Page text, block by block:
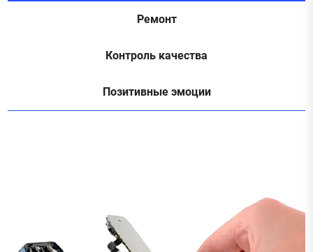
Ремонт
Контроль качества
Позитивные эмоции